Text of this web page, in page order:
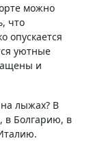
можно
что
опускается
уютные
и
на лыжах? В
Болгарию, в